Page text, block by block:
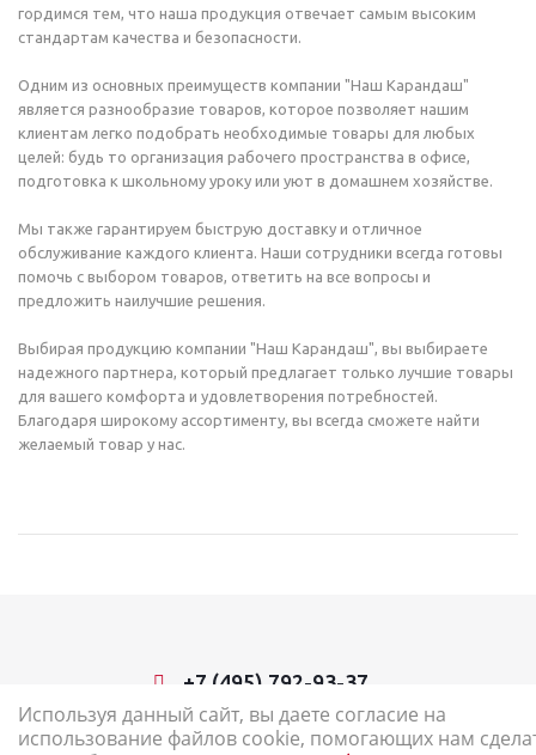
гордимся тем, что наша продукция отвечает самым высоким
стандартам качества и безопасности.
Одним из основных преимуществ компании "Наш Карандаш"
является разнообразие товаров, которое позволяет нашим
клиентам легко подобрать необходимые товары для любых
целей: будь то организация рабочего пространства в офисе,
подготовка к школьному уроку или уют в домашнем хозяйстве.
Мы также гарантируем быструю доставку и отличное
обслуживание каждого клиента. Наши сотрудники всегда готовы
помочь с выбором товаров, ответить на все вопросы и
предложить наилучшие решения.
Выбирая продукцию компании "Наш Карандаш", вы выбираете
надежного партнера, который предлагает только лучшие товары
для вашего комфорта и удовлетворения потребностей.
Благодаря широкому ассортименту, вы всегда сможете найти
желаемый товар у нас.
+7 (495) 792-93-37
Используя данный сайт, вы даете согласие на
использование файлов cookie, помогающих нам